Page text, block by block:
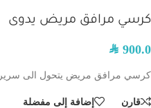
كرسي مرافق مريض يدوى
SAR 900.0
كرسي مرافق مريض يتحول الى سرير B
قارن إضافة إلى مفضلة